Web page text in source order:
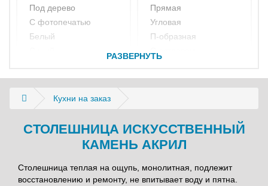
Д
Джанкой
Евпатория
К
Судак
Ф
Я
Ялта
под дерево
с фотопечатью
белый
желтый
зеленый
бежевый
фиолетовый
коричневый
венге
прямая
угловая
п-образная
со скошенными
углами
РАЗВЕРНУТЬ
Кухни на заказ
CТОЛЕШНИЦА ИСКУССТВЕННЫЙ
КАМЕНЬ АКРИЛ
Столешница теплая на ощупь, монолитная, подлежит
восстановлению и ремонту, не впитывает воду и пятна.